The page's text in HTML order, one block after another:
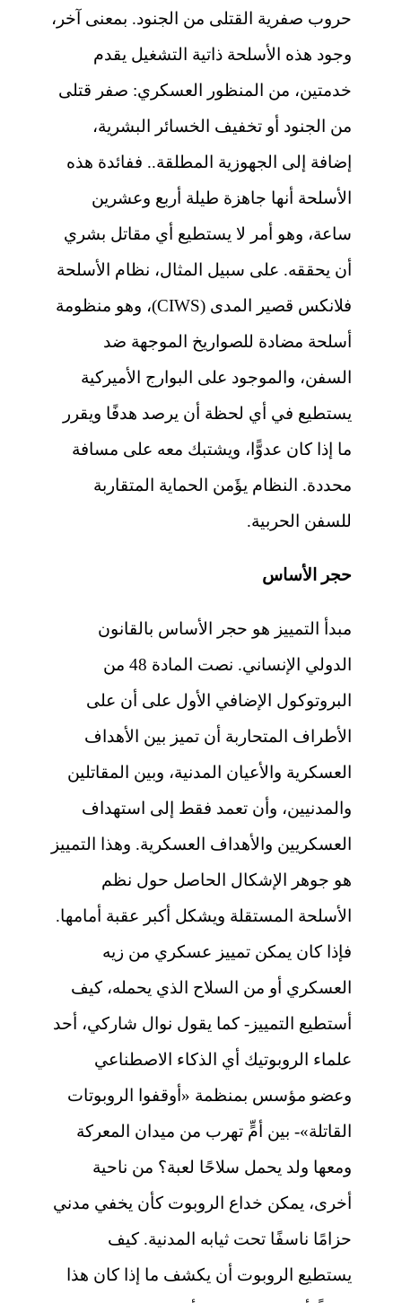
حروب صفرية القتلى من الجنود. بمعنى آخر،
وجود هذه الأسلحة ذاتية التشغيل يقدم
خدمتين، من المنظور العسكري: صفر قتلى
من الجنود أو تخفيف الخسائر البشرية،
إضافة إلى الجهوزية المطلقة.. ففائدة هذه
الأسلحة أنها جاهزة طيلة أربع وعشرين
ساعة، وهو أمر لا يستطيع أي مقاتل بشري
أن يحققه. على سبيل المثال، نظام الأسلحة
فلانكس قصير المدى (CIWS)، وهو منظومة
أسلحة مضادة للصواريخ الموجهة ضد
السفن، والموجود على البوارج الأميركية
يستطيع في أي لحظة أن يرصد هدفًا ويقرر
ما إذا كان عدوًّا، ويشتبك معه على مسافة
محددة. النظام يؤَمن الحماية المتقاربة
للسفن الحربية.
حجر الأساس
مبدأ التمييز هو حجر الأساس بالقانون
الدولي الإنساني. نصت المادة 48 من
البروتوكول الإضافي الأول على أن على
الأطراف المتحاربة أن تميز بين الأهداف
العسكرية والأعيان المدنية، وبين المقاتلين
والمدنيين، وأن تعمد فقط إلى استهداف
العسكريين والأهداف العسكرية. وهذا التمييز
هو جوهر الإشكال الحاصل حول نظم
الأسلحة المستقلة ويشكل أكبر عقبة أمامها.
فإذا كان يمكن تمييز عسكري من زيه
العسكري أو من السلاح الذي يحمله، كيف
أستطيع التمييز- كما يقول نوال شاركي، أحد
علماء الروبوتيك أي الذكاء الاصطناعي
وعضو مؤسس بمنظمة «أوقفوا الروبوتات
القاتلة»- بين أمٍّ تهرب من ميدان المعركة
ومعها ولد يحمل سلاحًا لعبة؟ من ناحية
أخرى، يمكن خداع الروبوت كأن يخفي مدني
حزامًا ناسفًا تحت ثيابه المدنية. كيف
يستطيع الروبوت أن يكشف ما إذا كان هذا